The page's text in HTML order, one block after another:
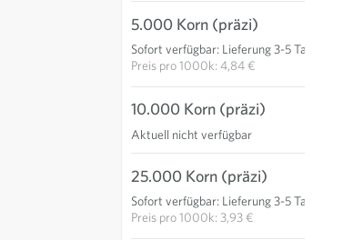
5.000 Korn (präzi)
Sofort verfügbar: Lieferung 3-5 Tage
Preis pro1000k: 4,84 €
10.000 Korn (präzi)
Aktuell nicht verfügbar
25.000 Korn (präzi)
Sofort verfügbar: Lieferung 3-5 Tage
Preis pro1000k: 3,93 €